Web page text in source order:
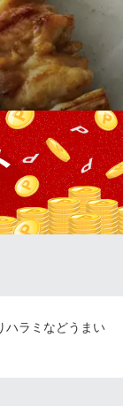
鳥貴族のこだわ
おいしくて大きな
す。
ハラミなどうまい